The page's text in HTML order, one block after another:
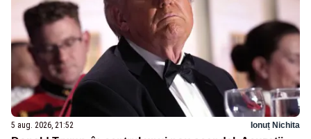
5 aug. 2026, 21:52 Ionuț Nichita